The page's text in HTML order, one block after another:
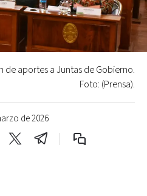
de 2026
de aportes a Juntas de Gobierno.
Foto: (Prensa).